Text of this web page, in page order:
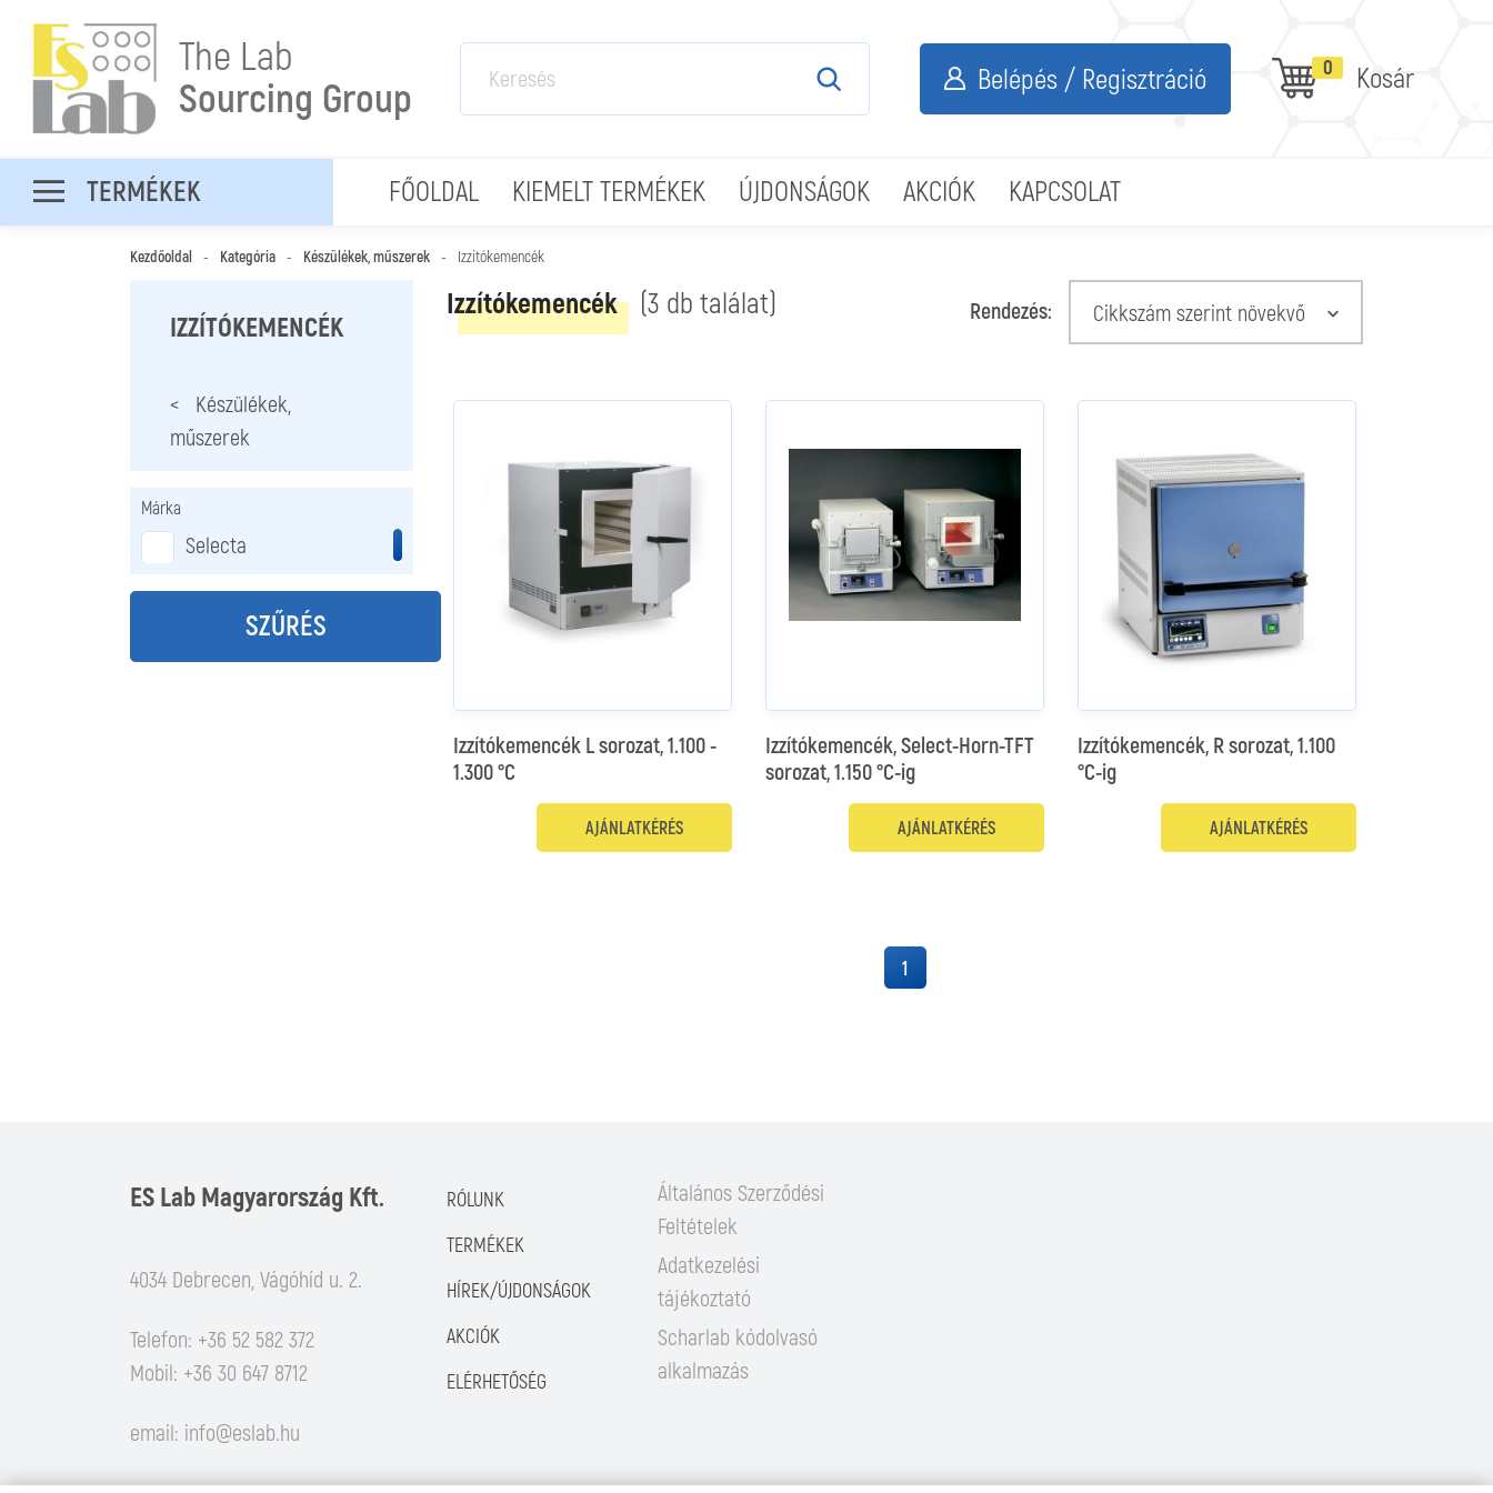
The Lab
Sourcing Group
Belépés / Regisztráció Kosár
0
TERMÉKEK FŐOLDAL KIEMELT TERMÉKEK ÚJDONSÁGOK AKCIÓK KAPCSOLAT
Kezdőoldal - Kategória - Készülékek, műszerek - Izzítókemencék
IZZÍTÓKEMENCÉK
< Készülékek,
műszerek
Márka
Selecta
SZŰRÉS
Izzítókemencék (3 db találat) Rendezés: Cikkszám szerint növekvő
Izzítókemencék L sorozat, 1.100 -
1.300 °C
AJÁNLATKÉRÉS
Izzítókemencék, Select-Horn-TFT
sorozat, 1.150 °C-ig
AJÁNLATKÉRÉS
Izzítókemencék, R sorozat, 1.100
°C-ig
AJÁNLATKÉRÉS
1
ES Lab Magyarország Kft.
4034 Debrecen, Vágóhíd u. 2.
Telefon: +36 52 582 372
Mobil: +36 30 647 8712
email: info@eslab.hu
RÓLUNK
TERMÉKEK
HÍREK/ÚJDONSÁGOK
AKCIÓK
ELÉRHETŐSÉG
Általános Szerződési
Feltételek
Adatkezelési
tájékoztató
Scharlab kódolvasó
alkalmazás